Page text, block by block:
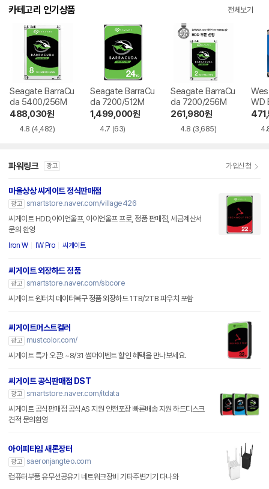
카테고리 인기상품 전체보기
Seagate BarraCu
da 5400/256M
488,030원
4.8 (4,482)
Seagate BarraCu
da 7200/512M
1,499,000원
4.7 (63)
Seagate BarraCu
da 7200/256M
261,980원
4.8 (3,685)
WD
56M
파워링크 광고 가입신청
마을상상 씨게이트 정식판매점
광고 smartstore.naver.com/village426
씨게이트 HDD,아이언울프, 아이언울프 프로, 정품 판매점, 세금계산서
문의 환영
Iron W IW Pro 씨게이트
씨게이트 외장하드 정품
광고 smartstore.naver.com/sbcore
씨게이트 원터치 데이터복구 정품 외장하드 1TB/2TB 파우치 포함
씨게이트머스트컬러
광고
mustcolor.com/
씨게이트 특가 오픈! ~8/31 썸머이벤트 할인 혜택을 만나보세요.
씨게이트 공식판매점 DST
광고 smartstore.naver.com/itdata
씨게이트 공식판매점 공식AS 지원 안전포장 빠른배송 지원 하드디스크
견적 문의환영
아이피타임 새론장터
광고 saeronjangteo.com
컴퓨터부품 유무선공유기 네트워크장비 기타주변기기 다나와